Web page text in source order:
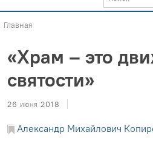
Главная
«Храм – это
святости»
26 июня 2018
Александр Михайлович